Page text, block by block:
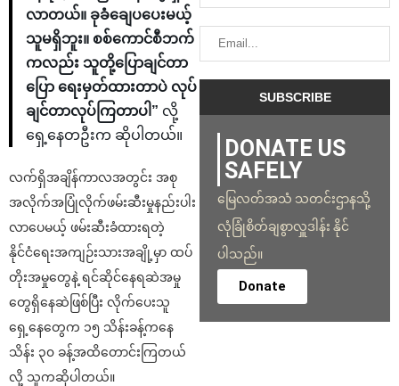
လာတယ်။ ခုခံချေပပေးမယ့်
သူမရှိဘူး။ စစ်ကောင်စီဘက်
ကလည်း သူတို့ပြောချင်တာ
ပြော ရေးမှတ်ထားတာပဲ လုပ်
ချင်တာလုပ်ကြတာပါ” လို့
ရှေ့နေတဦးက ဆိုပါတယ်။
လက်ရှိအချိန်ကာလအတွင်း အစု
အလိုက်အပြုံလိုက်ဖမ်းဆီးမှုနည်းပါး
လာပေမယ့် ဖမ်းဆီးခံထားရတဲ့
နိုင်ငံရေးအကျဉ်းသားအချို့မှာ ထပ်
တိုးအမှုတွေနဲ့ ရင်ဆိုင်နေရဆဲအမှု
တွေရှိနေဆဲဖြစ်ပြီး လိုက်ပေးသူ
ရှေ့နေတွေက ၁၅ သိန်းခန့်ကနေ
သိန်း ၃၀ ခန့်အထိတောင်းကြတယ်
လို့ သူကဆိုပါတယ်။
DONATE US
SAFELY
မြေလတ်အသံ သတင်းဌာနသို့
လုံခြုံစိတ်ချစွာလှူဒါန်း နိုင်
ပါသည်။
Donate